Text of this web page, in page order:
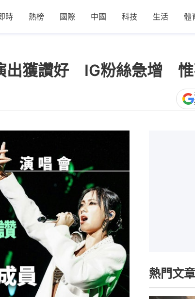
時 熱榜 國際 中國 科技 生活 體
出獲讚好 IG粉絲急增 惟
熱門文章